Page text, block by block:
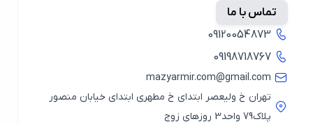
تماس با ما
09120054873
09198718767
mazyarmir.com@gmail.com
تهران خ ولیعصر ابتدای خ مطهری ابتدای خیابان منصور
پلاک79 واحد3 روزهای زوج